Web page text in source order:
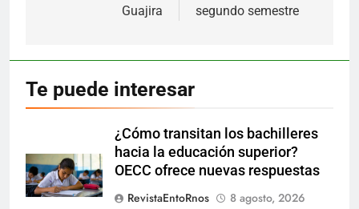
Guajira
segundo semestre
Te puede interesar
¿Cómo transitan los bachilleres
hacia la educación superior?
OECC ofrece nuevas respuestas
RevistaEntoRnos
8 agosto, 2026